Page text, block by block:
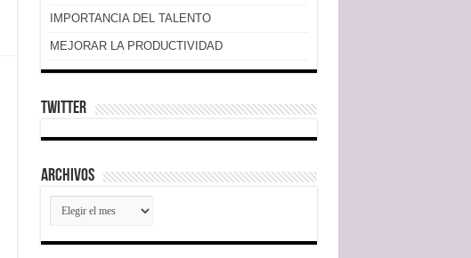
IMPORTANCIA DEL TALENTO
MEJORAR LA PRODUCTIVIDAD
Twitter
Archivos
Archivos